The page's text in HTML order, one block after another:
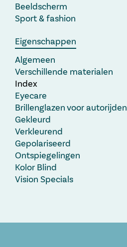
Beeldscherm
Sport & fashion
Eigenschappen
Algemeen
Verschillende materialen
Index
Eyecare
Brillenglazen voor autorijden
Gekleurd
Verkleurend
Gepolariseerd
Ontspiegelingen
Kolor Blind
Vision Specials